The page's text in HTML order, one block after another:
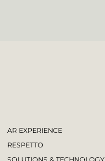
AR EXPERIENCE
RESPETTO